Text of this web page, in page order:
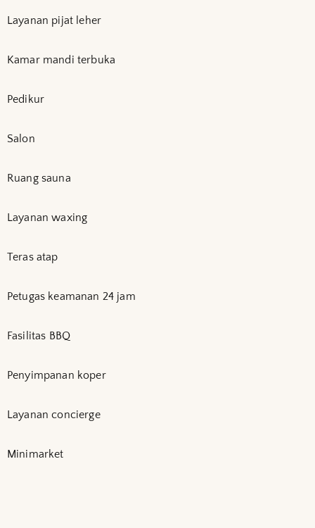
Layanan pijat leher
Kamar mandi terbuka
Pedikur
Salon
Ruang sauna
Layanan waxing
Teras atap
Petugas keamanan 24 jam
Fasilitas BBQ
Penyimpanan koper
Layanan concierge
Minimarket